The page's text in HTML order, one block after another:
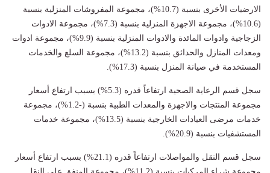
الارضيات الأخرى بنسبة (10.7%)، مجموعة المفروشات المنزلية بنسبة
(10.6%)، مجموعة الاجهزة المنزلية بنسبة (7.3%)، مجموعة الادوات
الزجاجية وادوات المائدة والادوات المنزلية بنسبة (9.9%)، مجموعة ادوات
ومعدات المنازل والحدائق بنسبة (13.2%)، مجموعة السلع والخدمات
المستخدمة في صيانة المنزل بنسبة (17.3%).
سجل قسم الرعاية الصحية ارتفاعاً قدره (5.3%) بسبب ارتفاع أسعار
مجموعة المنتجات والاجهزة والمعدات الطبية بنسبة (-1.2%)، مجموعة
خدمات مرضى العيادات الخارجية بنسبة (13.5%)، مجموعة خدمات
المستشفيات بنسبة (20.9%).
سجل قسم النقل والمواصلات ارتفاعاً قدره (21.1%) بسبب ارتفاع أسعار